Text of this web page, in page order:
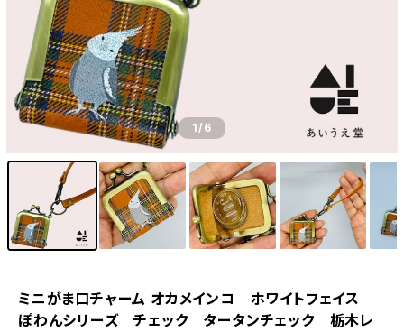
1/6
ミニがま口チャーム オカメインコ ホワイトフェイス
ぽわんシリーズ チェック タータンチェック 栃木レ